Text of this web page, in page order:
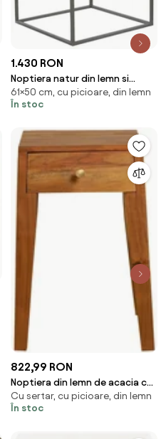
1.430 RON
Noptiera natur din lemn si
metal, New York
61×50 cm, cu picioare, din lemn
În stoc
822,99 RON
Noptiera din lemn de acacia cu 1
sertar , "Monti"
Cu sertar, cu picioare, din lemn
În stoc